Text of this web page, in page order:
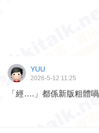
YUU
2026-5-12 11:25
「經….」都係新版粗體喎